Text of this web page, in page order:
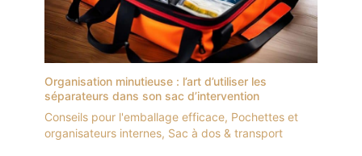
Organisation minutieuse : l’art d’utiliser les
séparateurs dans son sac d’intervention
Conseils pour l'emballage efficace, Pochettes et
organisateurs internes, Sac à dos & transport